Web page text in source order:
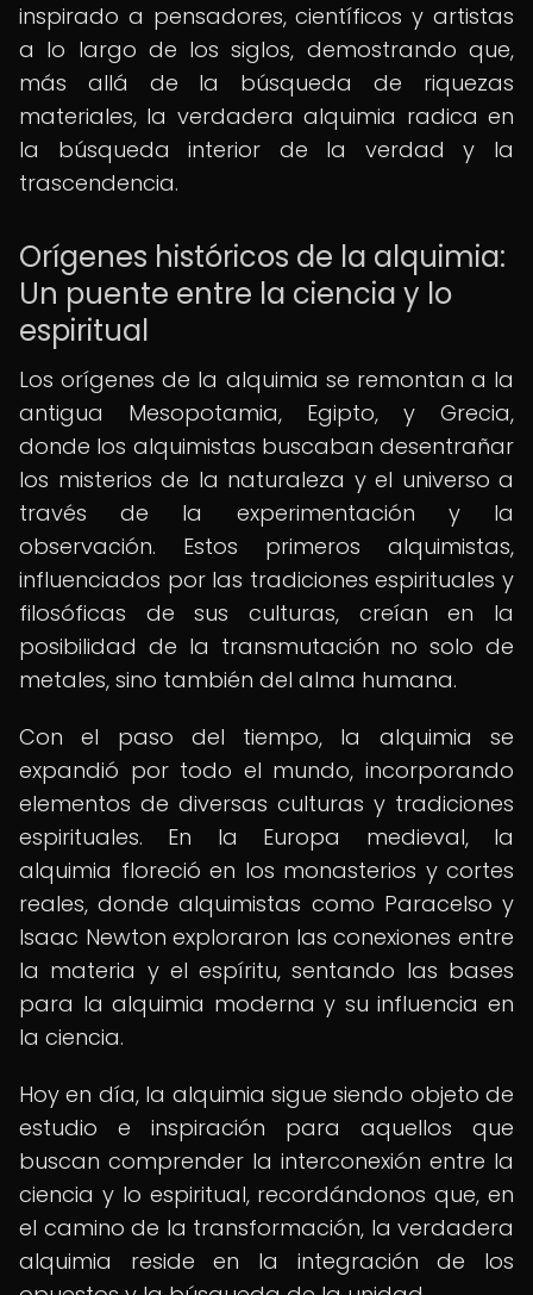
inspirado a pensadores, científicos y artistas
a lo largo de los siglos, demostrando que,
más allá de la búsqueda de riquezas
materiales, la verdadera alquimia radica en
la búsqueda interior de la verdad y la
trascendencia.
Orígenes históricos de la alquimia:
Un puente entre la ciencia y lo
espiritual
Los orígenes de la alquimia se remontan a la
antigua Mesopotamia, Egipto, y Grecia,
donde los alquimistas buscaban desentrañar
los misterios de la naturaleza y el universo a
través de la experimentación y la
observación. Estos primeros alquimistas,
influenciados por las tradiciones espirituales y
filosóficas de sus culturas, creían en la
posibilidad de la transmutación no solo de
metales, sino también del alma humana.
Con el paso del tiempo, la alquimia se
expandió por todo el mundo, incorporando
elementos de diversas culturas y tradiciones
espirituales. En la Europa medieval, la
alquimia floreció en los monasterios y cortes
reales, donde alquimistas como Paracelso y
Isaac Newton exploraron las conexiones entre
la materia y el espíritu, sentando las bases
para la alquimia moderna y su influencia en
la ciencia.
Hoy en día, la alquimia sigue siendo objeto de
estudio e inspiración para aquellos que
buscan comprender la interconexión entre la
ciencia y lo espiritual, recordándonos que, en
el camino de la transformación, la verdadera
alquimia reside en la integración de los